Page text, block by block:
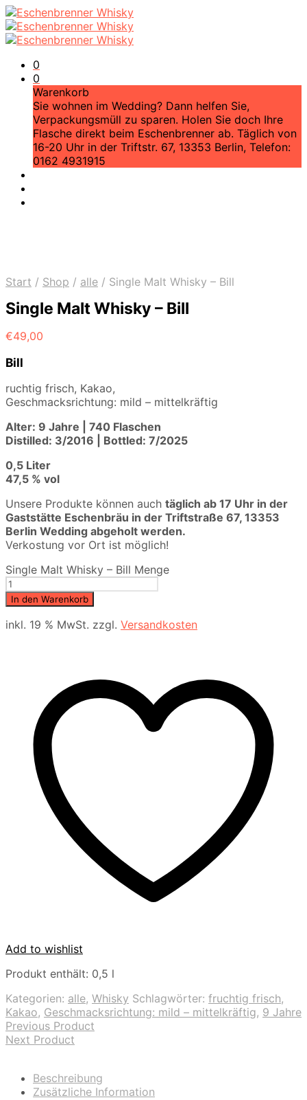
0
0
Warenkorb
Sie wohnen im Wedding? Dann helfen Sie,
Verpackungsmüll zu sparen. Holen Sie doch Ihre
Flasche direkt beim Eschenbrenner ab. Täglich von
16-20 Uhr in der Triftstr. 67, 13353 Berlin, Telefon:
0162 4931915
Start / Shop / alle / Single Malt Whisky – Bill
Single Malt Whisky – Bill
€49,00
Bill
ruchtig frisch, Kakao,
Geschmacksrichtung: mild – mittelkräftig
Alter: 9 Jahre | 740 Flaschen
Distilled: 3/2016 | Bottled: 7/2025
0,5 Liter
47,5 % vol
Unsere Produkte können auch täglich ab 17 Uhr in der
Gaststätte Eschenbräu in der Triftstraße 67, 13353
Berlin Wedding abgeholt werden.
Verkostung vor Ort ist möglich!
Single Malt Whisky – Bill Menge
In den Warenkorb
inkl. 19 % MwSt. zzgl. Versandkosten
Add to wishlist
Produkt enthält: 0,5 l
Kategorien: alle, Whisky Schlagwörter: fruchtig frisch,
Kakao, Geschmacksrichtung: mild – mittelkräftig, 9 Jahre
Previous Product
Next Product
Beschreibung
Zusätzliche Information